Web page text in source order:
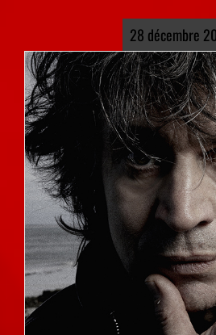
28 décembre